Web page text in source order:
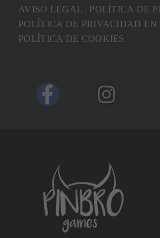
AVISO LEGAL | POLÍTICA DE
POLÍTICA DE PRIVACIDAD EN
POLÍTICA DE COOKIES